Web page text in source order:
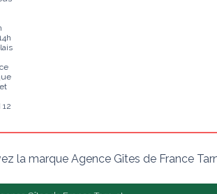
12
la marque Agence Gîtes de France